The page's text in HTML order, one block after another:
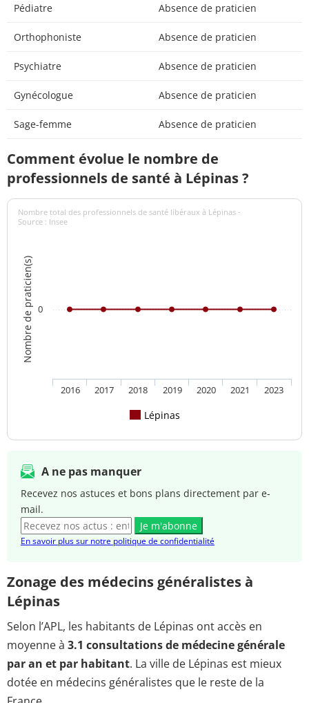
Pédiatre Absence de praticien
Orthophoniste Absence de praticien
Psychiatre Absence de praticien
Gynécologue Absence de praticien
Sage-femme Absence de praticien
Comment évolue le nombre de
professionnels de santé à Lépinas ?
Nombre de praticien(s)
Nombre total des professionnels de santé libéraux à Lépinas -
Source : Insee
Lépinas
2016 2017 2018 2019 2020 2021 2023
0
A ne pas manquer
Recevez nos astuces et bons plans directement par e-
mail.
Je m'abonne
En savoir plus sur notre politique de confidentialité
Zonage des médecins généralistes à
Lépinas
Selon l’APL, les habitants de Lépinas ont accès en
moyenne à 3.1 consultations de médecine générale
par an et par habitant. La ville de Lépinas est mieux
dotée en médecins généralistes que le reste de la